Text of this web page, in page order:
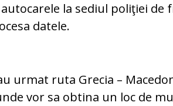
la sediul poliţiei de
datele.
urmat ruta Grecia –
vor sa obtina un loc de